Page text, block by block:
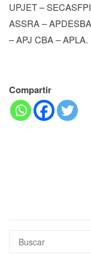
UPJET –
ASSRA –
– APJ CBA – APLA.
Compartir